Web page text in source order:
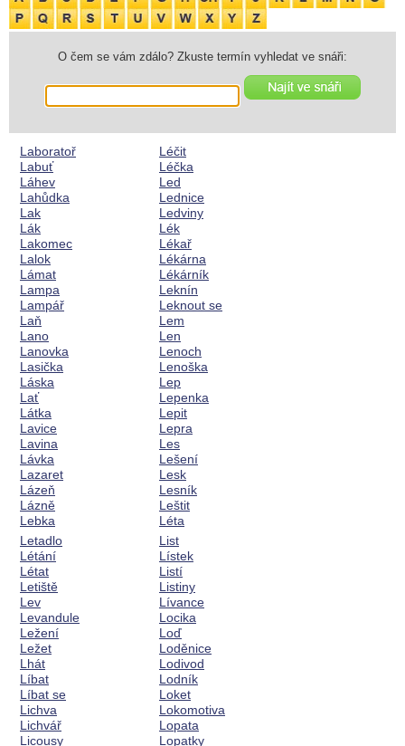
O čem se vám zdálo? Zkuste termín vyhledat ve snáři:
Laboratoř
Labuť
Láhev
Lahůdka
Lak
Lák
Lakomec
Lalok
Lámat
Lampa
Lampář
Laň
Lano
Lanovka
Lasička
Láska
Lať
Látka
Lavice
Lavina
Lávka
Lazaret
Lázeň
Lázně
Lebka
Léčit
Léčka
Led
Lednice
Ledviny
Lék
Lékař
Lékárna
Lékárník
Leknín
Leknout se
Lem
Len
Lenoch
Lenoška
Lep
Lepenka
Lepit
Lepra
Les
Lešení
Lesk
Lesník
Leštit
Léta
Letadlo
Létání
Létat
Letiště
Lev
Levandule
Ležení
Ležet
Lhát
Líbat
Líbat se
Lichva
Lichvář
Licousy
List
Lístek
Listí
Listiny
Lívance
Locika
Loď
Loděnice
Lodivod
Lodník
Loket
Lokomotiva
Lopata
Lopatky